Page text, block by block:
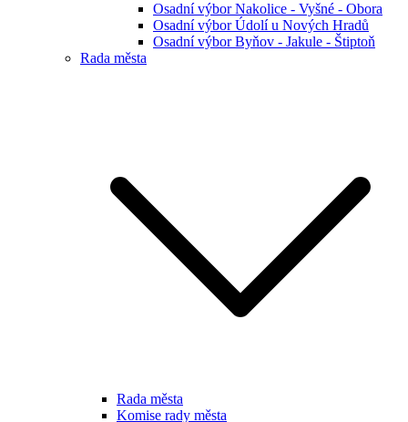
Osadní výbor Nakolice - Vyšné - Obora
Osadní výbor Údolí u Nových Hradů
Osadní výbor Byňov - Jakule - Štiptoň
Rada města
Rada města
Komise rady města